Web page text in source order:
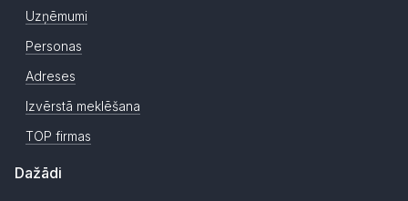
Uzņēmumi
Personas
Adreses
Izvērstā meklēšana
TOP firmas
Dažādi